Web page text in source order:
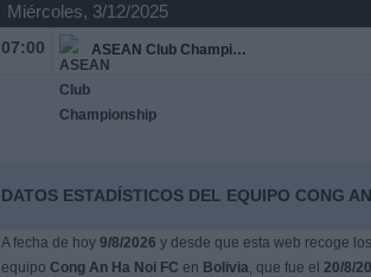
Miércoles, 3/12/2025
07:00 ASEAN Club Championship
DATOS ESTADÍSTICOS DEL EQUIPO CONG
A fecha de hoy 9/8/2026 y desde que esta web recoge
equipo Cong An Ha Noi FC en Bolivia, que fue el 20/8/